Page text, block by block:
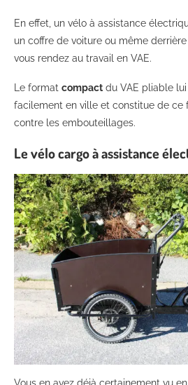
En effet, un vélo à assistance
un coffre de voiture ou même
vous rendez au travail en VAE.
Le format compact du VAE pliable
facilement en ville et constitue de ce
contre les embouteillages.
Le vélo cargo à assistance